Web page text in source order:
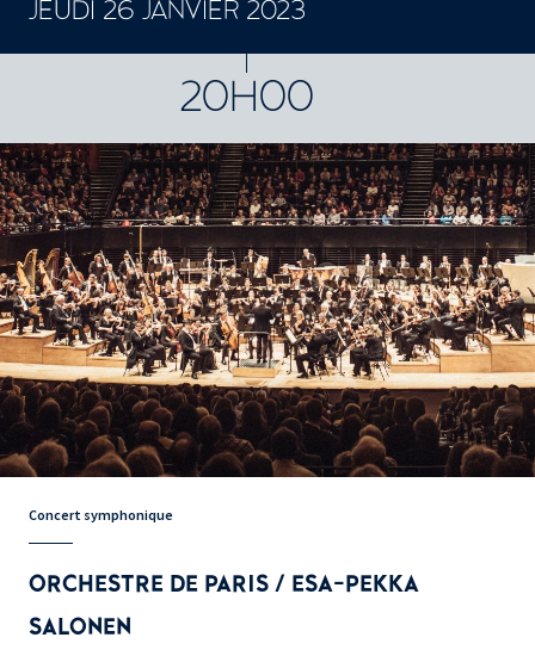
JEUDI 26 JANVIER 2023
20H00
Concert symphonique
ORCHESTRE DE PARIS / ESA-PEKKA
SALONEN